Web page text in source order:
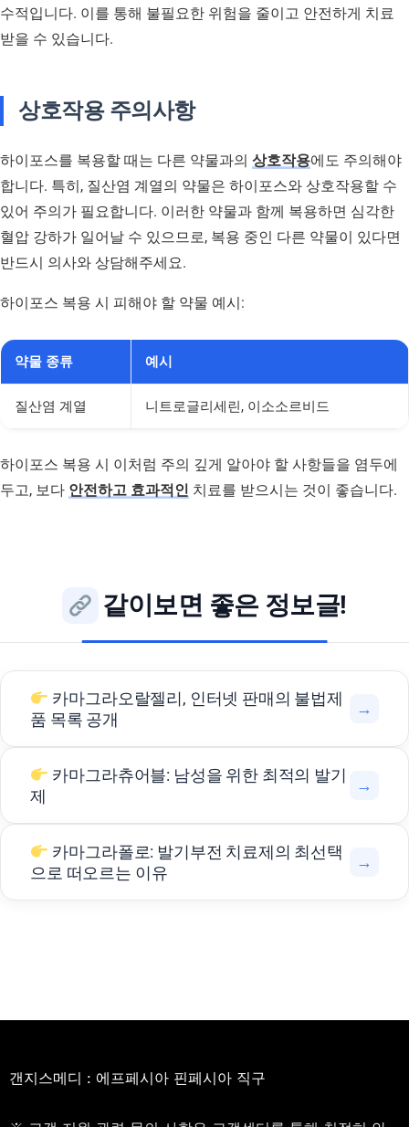
수적입니다. 이를 통해 불필요한 위험을 줄이고 안전하게 치료
받을 수 있습니다.
상호작용 주의사항
하이포스를 복용할 때는 다른 약물과의 상호작용에도 주의해야
합니다. 특히, 질산염 계열의 약물은 하이포스와 상호작용할 수
있어 주의가 필요합니다. 이러한 약물과 함께 복용하면 심각한
혈압 강하가 일어날 수 있으므로, 복용 중인 다른 약물이 있다면
반드시 의사와 상담해주세요.
하이포스 복용 시 피해야 할 약물 예시:
약물 종류 예시
질산염 계열 니트로글리세린, 이소소르비드
하이포스 복용 시 이처럼 주의 깊게 알아야 할 사항들을 염두에
두고, 보다 안전하고 효과적인 치료를 받으시는 것이 좋습니다.
같이보면 좋은 정보글!
카마그라오랄젤리, 인터넷 판매의 불법제
품 목록 공개
→
카마그라츄어블: 남성을 위한 최적의 발기
제
→
카마그라폴로: 발기부전 치료제의 최선택
으로 떠오르는 이유
→
갠지스메디 : 에프페시아 핀페시아 직구